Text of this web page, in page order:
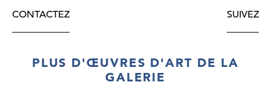
CONTACTEZ SUIVEZ
PLUS D'ŒUVRES D'ART DE LA
GALERIE